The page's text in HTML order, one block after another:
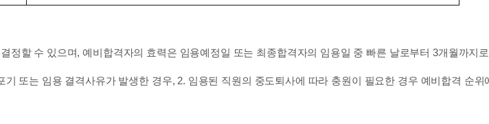
정할 수 있으며, 예비합격자의 효력은 임용예정일 또는 최종합격자의 임용일 중 빠른 날로부터 3개월까지
또는 임용 결격사유가 발생한 경우, 2. 임용된 직원의 중도퇴사에 따라 충원이 필요한 경우 예비합격 순위